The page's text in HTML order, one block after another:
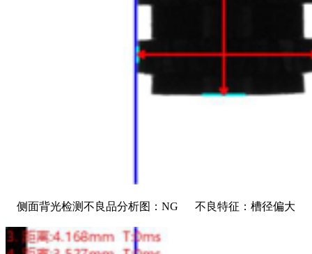
侧面背光检测不良品分析图：NG 不良特征：槽径偏大